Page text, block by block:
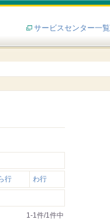
サービスセンター一覧
行 わ行
1-1件/1件中